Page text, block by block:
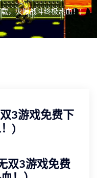
，火爆战斗终极热血！)
3游戏免费下
)
双3游戏免费